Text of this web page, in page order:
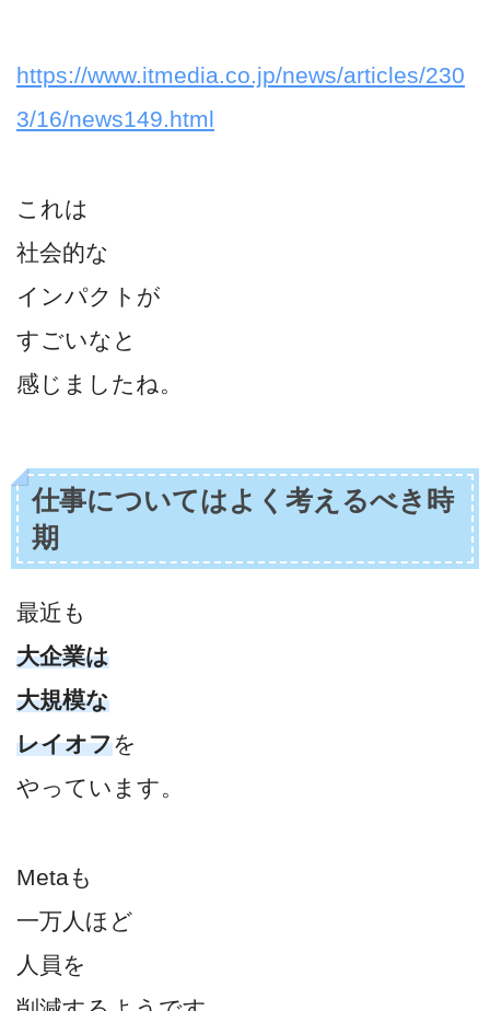
https://www.itmedia.co.jp/news/articles/230
3/16/news149.html
これは
社会的な
インパクトが
すごいなと
感じましたね。
仕事についてはよく考えるべき時
期
最近も
大企業は
大規模な
レイオフを
やっています。
Metaも
一万人ほど
人員を